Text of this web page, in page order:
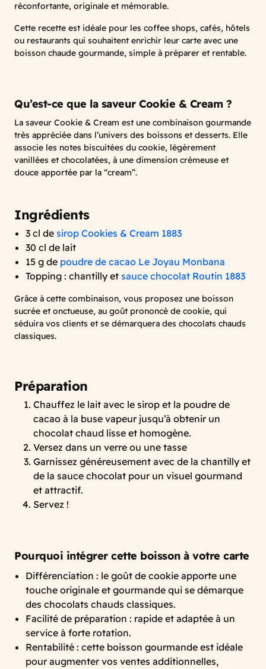
réconfortante, originale et mémorable.
Cette recette est idéale pour les coffee shops, cafés, hôtels
ou restaurants qui souhaitent enrichir leur carte avec une
boisson chaude gourmande, simple à préparer et rentable.
Qu’est-ce que la saveur Cookie & Cream ?
La saveur Cookie & Cream est une combinaison gourmande
très appréciée dans l’univers des boissons et desserts. Elle
associe les notes biscuitées du cookie, légèrement
vanillées et chocolatées, à une dimension crémeuse et
douce apportée par la “cream”.
Ingrédients
3 cl desirop Cookies & Cream 1883
30 cl de lait
15 g de poudre de cacao Le Joyau Monbana
Topping : chantilly etsauce chocolat Routin 1883
Grâce à cette combinaison, vous proposez une boisson
sucrée et onctueuse, au goût prononcé de cookie, qui
séduira vos clients et se démarquera des chocolats chauds
classiques.
Préparation
Chauffez le lait avec le sirop et la poudre de
cacao à la buse vapeur jusqu’à obtenir un
chocolat chaud lisse et homogène.
Versez dans un verre ou une tasse
Garnissez généreusement avec de la chantilly et
de la sauce chocolat pour un visuel gourmand
et attractif.
Servez !
Pourquoi intégrer cette boisson à votre carte
Différenciation : le goût de cookie apporte une
touche originale et gourmande qui se démarque
des chocolats chauds classiques.
Facilité de préparation : rapide et adaptée à un
service à forte rotation.
Rentabilité : cette boisson gourmande est idéale
pour augmenter vos ventes additionnelles,